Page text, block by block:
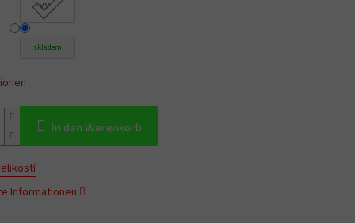
XXS
skladem
In den Warenkorb
Informationen